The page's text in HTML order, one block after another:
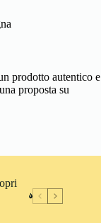
prodotto autentico e
proposta su